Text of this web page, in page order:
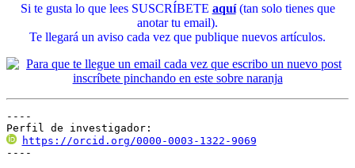
Si te gusta lo que lees SUSCRÍBETE aquí(tan solo tienes que
anotar tu email).
Te llegará un aviso cada vez que publique nuevos artículos.
----
Perfil de investigador:
https://orcid.org/0000-0003-1322-9069
----